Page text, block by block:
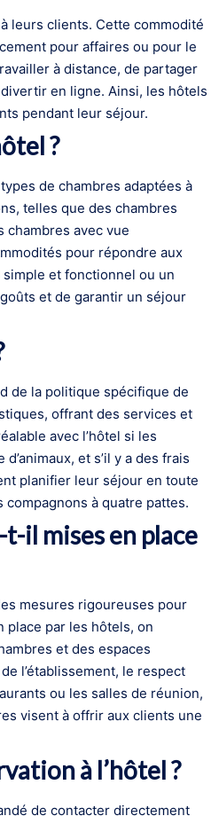
leurs clients. Cette commodité
pour affaires ou pour le
à distance, de partager
en ligne. Ainsi, les hôtels
pendant leur séjour.
?
de chambres adaptées à
telles que des chambres
chambres avec vue
pour répondre aux
et fonctionnel ou un
et de garantir un séjour
de la politique spécifique de
offrant des services et
avec l’hôtel si les
et s’il y a des frais
planifier leur séjour en toute
à quatre pattes.
il mises en place
mesures rigoureuses pour
place par les hôtels, on
et des espaces
l’établissement, le respect
ou les salles de réunion,
visent à offrir aux clients une
à l’hôtel ?
de contacter directement